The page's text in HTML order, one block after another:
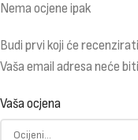
Nema ocjene ipak
Budi prvi koji će
Vaša email adresa neće
Vaša ocjena